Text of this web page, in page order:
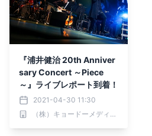
『浦井健治 20th Anniver
sary Concert ～Piece
～』ライブレポート到着！
2021-04-30 11:30
（株）キョードーメディアス